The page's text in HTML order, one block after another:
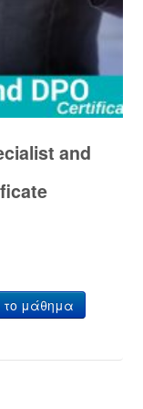
and
το μάθημα